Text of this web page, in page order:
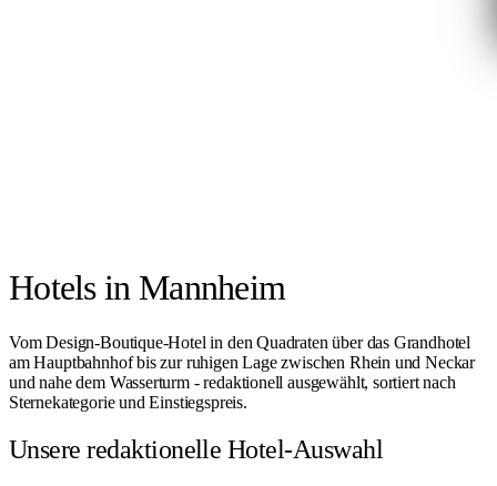
Hotels in Mannheim
Vom Design-Boutique-Hotel in den Quadraten über das Grandhotel
am Hauptbahnhof bis zur ruhigen Lage zwischen Rhein und Neckar
und nahe dem Wasserturm - redaktionell ausgewählt, sortiert nach
Sternekategorie und Einstiegspreis.
Unsere redaktionelle Hotel-Auswahl